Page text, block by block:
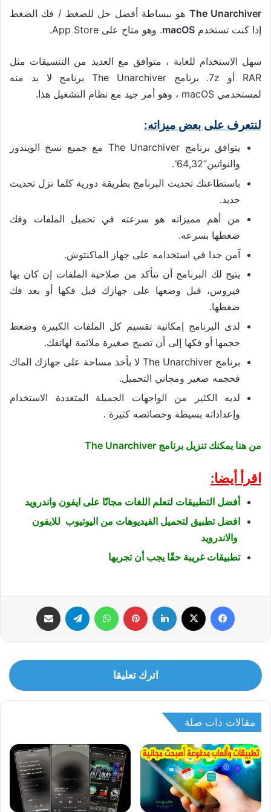
The Unarchiver هو ببساطة أفضل حل للضغط / فك الضغط
إذا كنت تستخدم macOS. وهو متاح على App Store.
سهل الاستخدام للغاية ، متوافق مع العديد من التنسيقات مثل
RAR أو 7z. برنامج The Unarchiver برنامج لا بد منه
لمستخدمي macOS ، وهو أمر جيد مع نظام التشغيل هذا.
لنتعرف على بعض ميزاته:
يتوافق برنامج The Unarchiver مع جميع نسخ الويندوز
والنواتين“64,32”.
باستطاعتك تحديث البرنامج بطريقة دورية كلما نزل تحديث
جديد.
من أهم مميزاته هو سرعته في تحميل الملفات وفك
ضغطها بسرعه.
آمن جدا في استخدامه على جهاز الماكنتوش.
يتيح لك البرنامج أن تتأكد من صلاحية الملفات إن كان بها
فيروس، قبل وضعها على جهازك قبل فكها أو بعد فك
ضغطها.
لدى البرنامج إمكانية تقسيم كل الملفات الكبيرة وضغط
حجمها أو فكها إلى أن تصبح صغيرة ملائمة لهاتفك.
برنامج The Unarchiver لا يأخذ مساحة على جهازك الماك
فحجمه صغير ومجاني التحميل.
لديه الكثير من الواجهات الجميلة المتعددة الاستخدام
وإعداداته بسيطة وخصائصه كثيرة .
من هنا يمكنك تنزيل برنامج The Unarchiver
اقرأ أيضا:
أفضل التطبيقات لتعلم اللغات مجانًا على ايفون واندرويد
افضل تطبيق لتحميل الفيديوهات من اليوتيوب للايفون
والاندرويد
تطبيقات غريبة حقًا يجب أن تجربها
اترك تعليقا
مقالات ذات صلة